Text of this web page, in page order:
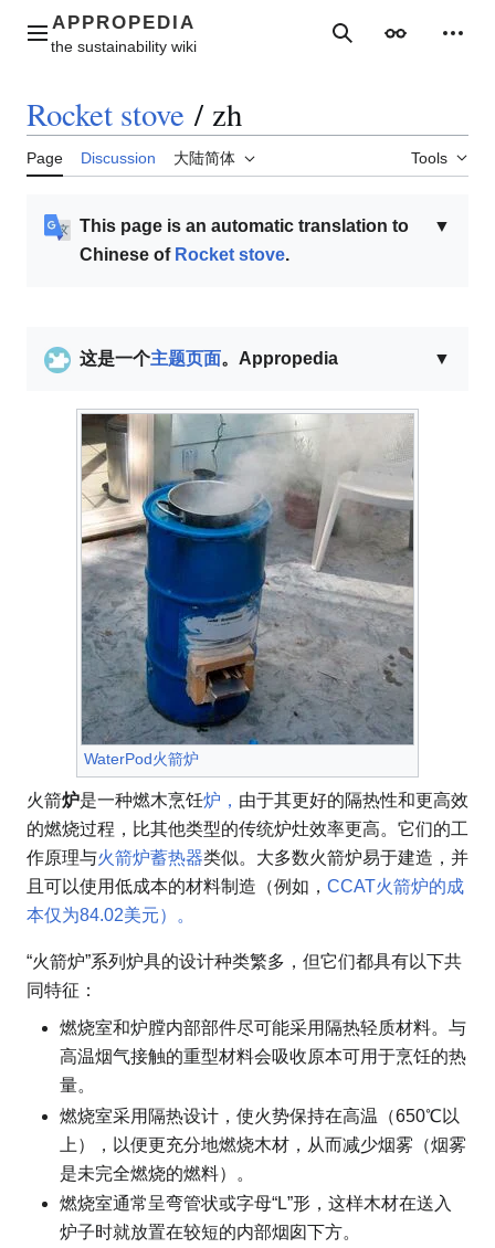
contentMain menu SearchAppearance
Rocket stove / zh
Page Discussion 大陆简体 Tools
▼
This page is an automatic translation to
Chinese of Rocket stove.
▼
这是一个主题页面。Appropedia
WaterPod火箭炉
火箭炉是一种燃木烹饪炉， 由于其更好的隔热性和更高效
的燃烧过程，比其他类型的传统炉灶效率更高。它们的工
作原理与火箭炉蓄热器类似。大多数火箭炉易于建造，并
且可以使用低成本的材料制造（例如， CCAT火箭炉的成
本仅为84.02美元）。
“火箭炉”系列炉具的设计种类繁多，但它们都具有以下共
同特征：
燃烧室和炉膛内部部件尽可能采用隔热轻质材料。与
高温烟气接触的重型材料会吸收原本可用于烹饪的热
量。
燃烧室采用隔热设计，使火势保持在高温（650℃以
上），以便更充分地燃烧木材，从而减少烟雾（烟雾
是未完全燃烧的燃料）。
燃烧室通常呈弯管状或字母“L”形，这样木材在送入
炉子时就放置在较短的内部烟囱下方。